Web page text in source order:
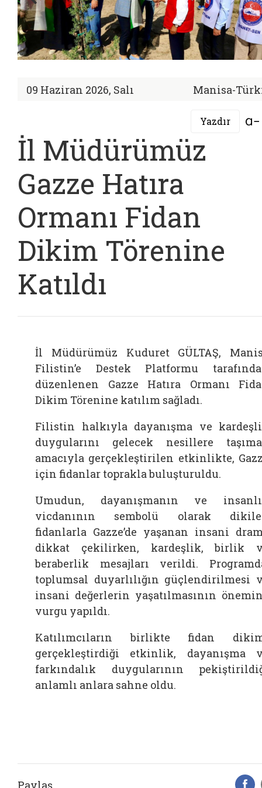
09 Haziran 2026, Salı Manisa-
Yazdır
İl Müdürümüz
Gazze Hatıra
Ormanı Fidan
Dikim Törenine
Katıldı
İl Müdürümüz Kuduret GÜLTAŞ,
Filistin’e Destek Platformu
düzenlenen Gazze Hatıra Ormanı
Dikim Törenine katılım sağladı.
Filistin halkıyla dayanışma ve
duygularını gelecek nesillere
amacıyla gerçekleştirilen etkinlikte,
için fidanlar toprakla buluşturuldu.
Umudun, dayanışmanın ve
vicdanının sembolü olarak
fidanlarla Gazze’de yaşanan insani
dikkat çekilirken, kardeşlik, birlik
beraberlik mesajları verildi.
toplumsal duyarlılığın güçlendirilmesi
insani değerlerin yaşatılmasının
vurgu yapıldı.
Katılımcıların birlikte fidan
gerçekleştirdiği etkinlik, dayanışma
farkındalık duygularının
anlamlı anlara sahne oldu.
Paylaş